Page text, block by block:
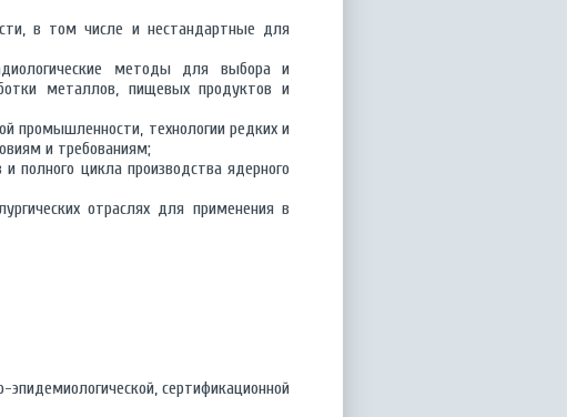
в том числе и нестандартные для
методы для выбора и
металлов, пищевых продуктов и
промышленности, технологии редких и
и требованиям;
и полного цикла производства ядерного
отраслях для применения в
сертификационной